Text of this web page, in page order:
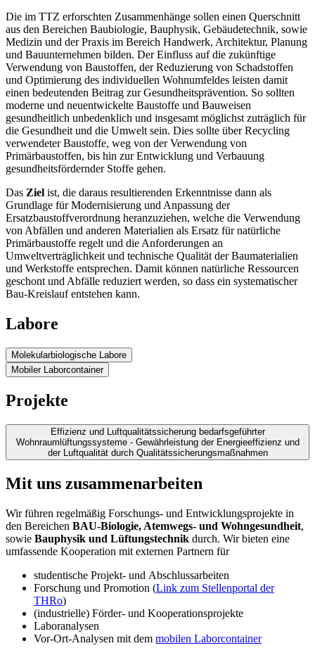
Die im TTZ erforschten Zusammenhänge sollen einen Querschnitt
aus den Bereichen Baubiologie, Bauphysik, Gebäudetechnik, sowie
Medizin und der Praxis im Bereich Handwerk, Architektur, Planung
und Bauunternehmen bilden. Der Einfluss auf die zukünftige
Verwendung von Baustoffen, der Reduzierung von Schadstoffen
und Optimierung des individuellen Wohnumfeldes leisten damit
einen bedeutenden Beitrag zur Gesundheitsprävention. So sollten
moderne und neuentwickelte Baustoffe und Bauweisen
gesundheitlich unbedenklich und insgesamt möglichst zuträglich für
die Gesundheit und die Umwelt sein. Dies sollte über Recycling
verwendeter Baustoffe, weg von der Verwendung von
Primärbaustoffen, bis hin zur Entwicklung und Verbauung
gesundheitsfördernder Stoffe gehen.
Das Ziel ist, die daraus resultierenden Erkenntnisse dann als
Grundlage für Modernisierung und Anpassung der
Ersatzbaustoffverordnung heranzuziehen, welche die Verwendung
von Abfällen und anderen Materialien als Ersatz für natürliche
Primärbaustoffe regelt und die Anforderungen an
Umweltverträglichkeit und technische Qualität der Baumaterialien
und Werkstoffe entsprechen. Damit können natürliche Ressourcen
geschont und Abfälle reduziert werden, so dass ein systematischer
Bau-Kreislauf entstehen kann.
Labore
Molekularbiologische Labore
Mobiler Laborcontainer
Projekte
Effizienz und Luftqualitätssicherung bedarfsgeführter
Wohnraumlüftungssysteme - Gewährleistung der Energieeffizienz und
der Luftqualität durch Qualitätssicherungsmaßnahmen
Mit uns zusammenarbeiten
Wir führen regelmäßig Forschungs- und Entwicklungsprojekte in
den Bereichen BAU-Biologie, Atemwegs- und Wohngesundheit,
sowie Bauphysik und Lüftungstechnik durch. Wir bieten eine
umfassende Kooperation mit externen Partnern für
studentische Projekt- und Abschlussarbeiten
Forschung und Promotion (Link zum Stellenportal der
THRo)
(industrielle) Förder- und Kooperationsprojekte
Laboranalysen
Vor-Ort-Analysen mit dem mobilen Laborcontainer